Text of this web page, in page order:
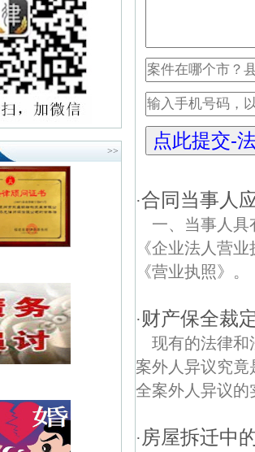
>>
·合同当事人
一、当事人
《企业法人营
《营业执照》
·财产保全裁
现有的法律和
案外人异议究
全案外人异议
· 房屋拆迁中